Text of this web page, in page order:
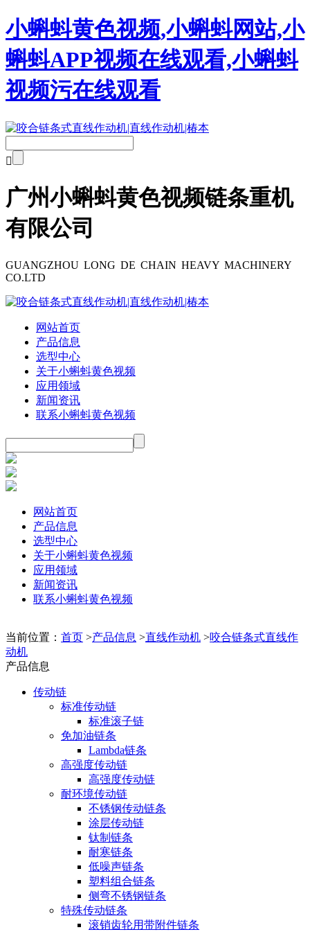
小蝌蚪黄色视频,小蝌蚪网站,小
蝌蚪APP视频在线观看,小蝌蚪
视频污在线观看

广州小蝌蚪黄色视频链条重机
有限公司
GUANGZHOU LONG DE CHAIN HEAVY MACHINERY
CO.LTD
网站首页
产品信息
选型中心
关于小蝌蚪黄色视频
应用领域
新闻资讯
联系小蝌蚪黄色视频
网站首页
产品信息
选型中心
关于小蝌蚪黄色视频
应用领域
新闻资讯
联系小蝌蚪黄色视频
当前位置： 首页 >产品信息 >直线作动机 >咬合链条式直线作
动机
产品信息
传动链
标准传动链
标准滚子链
免加油链条
Lambda链条
高强度传动链
高强度传动链
耐环境传动链
不锈钢传动链条
涂层传动链
钛制链条
耐寒链条
低噪声链条
塑料组合链条
侧弯不锈钢链条
特殊传动链条
滚销齿轮用带附件链条